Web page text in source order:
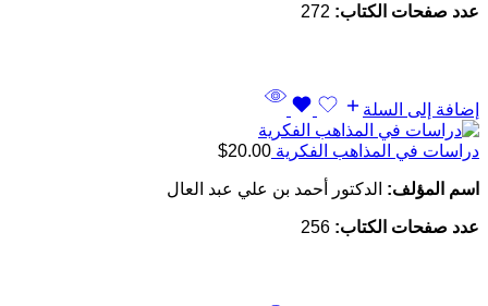
عدد صفحات الكتاب:
إضافة إلى السلة
دراسات في المذاهب الفكرية $20.00
اسم المؤلف: الدكتور أحمد بن علي عبد العال
عدد صفحات الكتاب: